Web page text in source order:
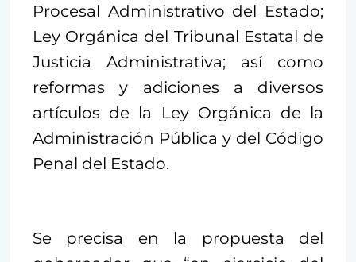
Procesal Administrativo del Estado;
Ley Orgánica del Tribunal Estatal de
Justicia Administrativa; así como
reformas y adiciones a diversos
artículos de la Ley Orgánica de la
Administración Pública y del Código
Penal del Estado.
Se precisa en la propuesta del